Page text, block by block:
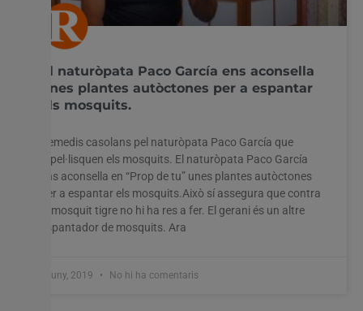
El naturòpata Paco García ens aconsella
unes plantes autòctones per a espantar
els mosquits.
Remedis casolans pel naturòpata Paco García que
repel·lisquen els mosquits. El naturòpata Paco García
ens aconsella en “Prop de tu” unes plantes autòctones
per a espantar els mosquits.Això sí assegura que contra
el mosquit tigre no hi ha res a fer. El gerani és un altre
espantador de mosquits. Ara
5 juny, 2019 No hi ha comentaris